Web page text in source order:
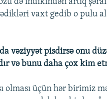
vaxt gedib o pulu
vəziyyət pisdirsə onu
və bunu daha çox kim
üçün hər birimiz